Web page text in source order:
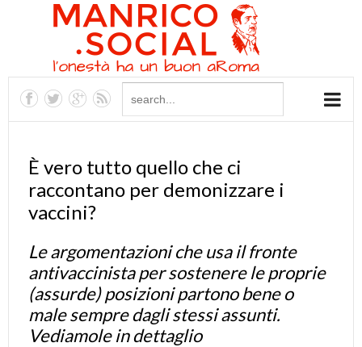
È vero tutto quello che ci
raccontano per demonizzare i
vaccini?
Le argomentazioni che usa il fronte
antivaccinista per sostenere le proprie
(assurde) posizioni partono bene o
male sempre dagli stessi assunti.
Vediamole in dettaglio